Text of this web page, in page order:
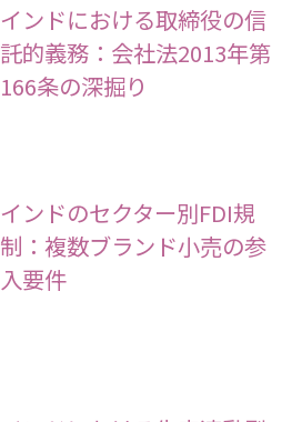
インドにおける取締役の信
託的義務：会社法2013年第
166条の深掘り
インドのセクター別FDI規
制：複数ブランド小売の参
入要件